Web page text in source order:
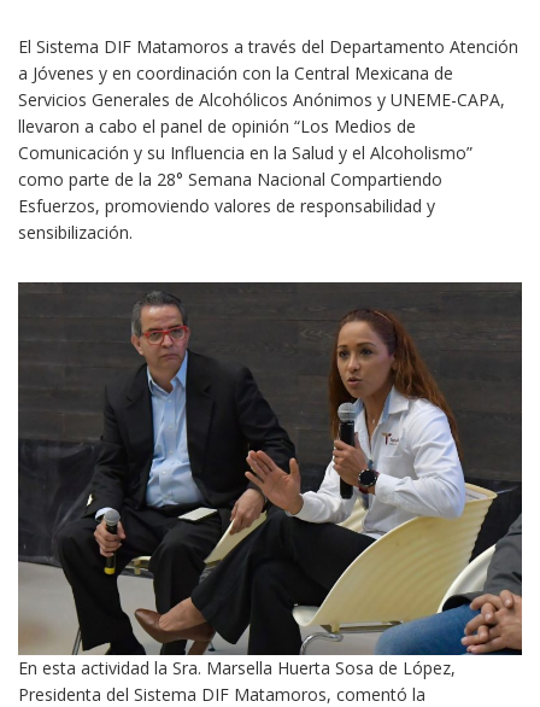
El Sistema DIF Matamoros a través del Departamento Atención
a Jóvenes y en coordinación con la Central Mexicana de
Servicios Generales de Alcohólicos Anónimos y UNEME-CAPA,
llevaron a cabo el panel de opinión “Los Medios de
Comunicación y su Influencia en la Salud y el Alcoholismo”
como parte de la 28° Semana Nacional Compartiendo
Esfuerzos, promoviendo valores de responsabilidad y
sensibilización.
En esta actividad la Sra. Marsella Huerta Sosa de López,
Presidenta del Sistema DIF Matamoros, comentó la